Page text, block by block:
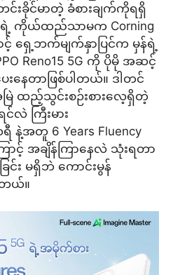
းခိုင်မာတဲ့ ခံစားချက်ကိုရရှိ
းရဲ့ ကိုယ်ထည်သာမက Corning
ာင့် ရှေ့ဘက်မျက်နှာပြင်က မှန်ရဲ့
Reno15 5G ကို ပိုမို အဆင့်
းနေတာဖြစ်ပါတယ်။ ဒါတင်
ထည့်သွင်းစဉ်းစားလေ့ရှိတဲ့
ကြီးမား
အတူ 6 Years Fluency
ောင့် အချိန်ကြာနေလဲ သုံးရတာ
ြင်း မရှိဘဲ ကောင်းမွန်
တယ်။